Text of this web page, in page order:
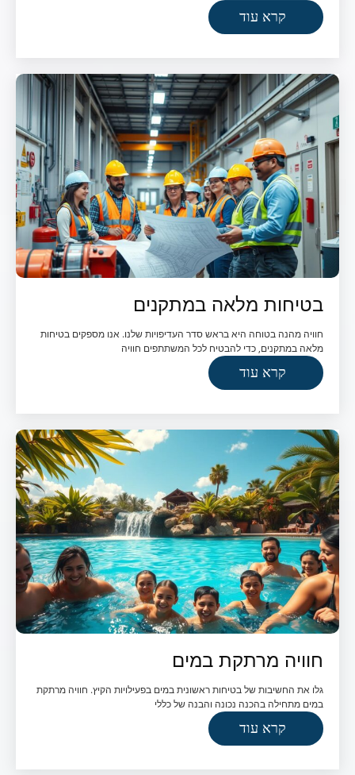
קרא עוד
בטיחות מלאה במתקנים
חוויה מהנה בטוחה היא בראש סדר העדיפויות שלנו. אנו מספקים בטיחות
מלאה במתקנים, כדי להבטיח לכל המשתתפים חוויה
קרא עוד
חוויה מרתקת במים
גלו את החשיבות של בטיחות ראשונית במים בפעילויות הקיץ. חוויה מרתקת
במים מתחילה בהכנה נכונה והבנה של כללי
קרא עוד